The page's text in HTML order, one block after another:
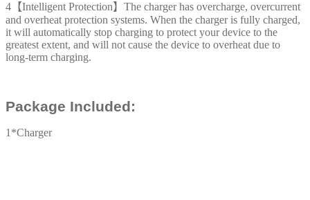
4【Intelligent Protection】The charger has overcharge, overcurrent
and overheat protection systems. When the charger is fully charged,
it will automatically stop charging to protect your device to the
greatest extent, and will not cause the device to overheat due to
long-term charging.
Package Included:
1*Charger